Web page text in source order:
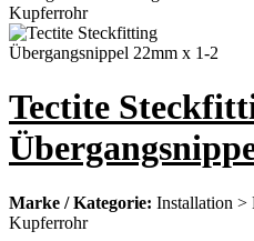
Tectite
Marke / Kategorie: Installation >
Kupferrohr